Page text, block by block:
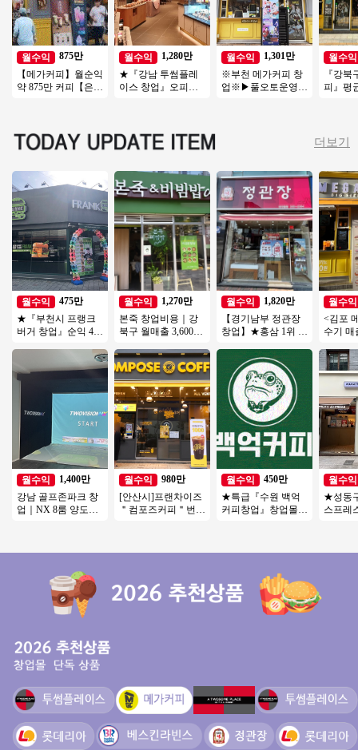
월수익
875만
【메가커피】월순익
약 875만 커피【은평
월수익
1,280만
★『강남 투썸플레
이스 창업』오피스
월수익
1,301만
※부천 메가커피 창
업※▶풀오토운영◀
월수익
『강북
피』평
더보기
월수익
475만
★『부천시 프랭크
버거 창업』순익 475
투잡창업 부부창업
추천★
월수익
1,400만
강남 골프존파크 창
업｜NX 8룸 양도양
월수익
1,270만
본죽 창업비용｜강
북구 월매출 3,600만
양도양수
월수익
980만
[안산시]프랜차이즈
＂컴포즈커피＂번오
월수익
1,820만
【경기남부 정관장
창업】★홍삼 1위 브
니어 추천 창업아이
템
월수익
450만
★특급『수원 백억
커피창업』창업몰추
월수익
<김포
수기 매
수하세
월수익
★성동
스프레